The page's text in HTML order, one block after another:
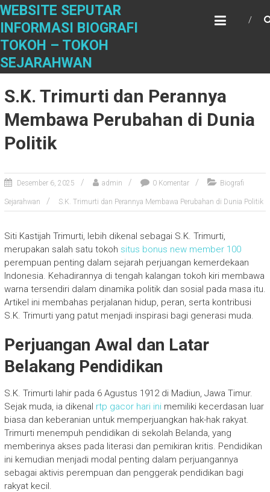
S
t
o
WEBSITE SEPUTAR
INFORMASI BIOGRAFI
TOKOH – TOKOH
SEJARAHWAN
S.K. Trimurti dan Perannya
Membawa Perubahan di Dunia
Politik
Desember 6, 2025 admin 0 Komentar Biografi
Sejarahwan S.K. Trimurti dan Perannya Membawa Perubahan di Dunia Politik
Siti Kastijah Trimurti, lebih dikenal sebagai S.K. Trimurti,
merupakan salah satu tokoh situs bonus new member 100
perempuan penting dalam sejarah perjuangan kemerdekaan
Indonesia. Kehadirannya di tengah kalangan tokoh kiri membawa
warna tersendiri dalam dinamika politik dan sosial pada masa itu.
Artikel ini membahas perjalanan hidup, peran, serta kontribusi
S.K. Trimurti yang patut menjadi inspirasi bagi generasi muda.
Perjuangan Awal dan Latar
Belakang Pendidikan
S.K. Trimurti lahir pada 6 Agustus 1912 di Madiun, Jawa Timur.
Sejak muda, ia dikenal rtp gacor hari inimemiliki kecerdasan luar
biasa dan keberanian untuk memperjuangkan hak-hak rakyat.
Trimurti menempuh pendidikan di sekolah Belanda, yang
memberinya akses pada literasi dan pemikiran kritis. Pendidikan
ini kemudian menjadi modal penting dalam perjuangannya
sebagai aktivis perempuan dan penggerak pendidikan bagi
rakyat kecil.